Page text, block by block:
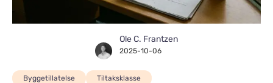
Ole C. Frantzen
2025-10-06
Byggetillatelse Tiltaksklasse